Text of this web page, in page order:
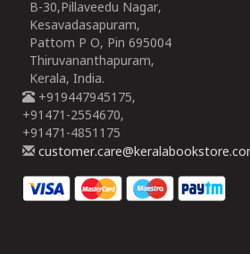
B-30,Pillaveedu Nagar,
Kesavadasapuram,
Pattom P O, Pin 695004
Thiruvananthapuram,
Kerala, India.
+919447945175,
+91471-2554670,
+91471-4851175